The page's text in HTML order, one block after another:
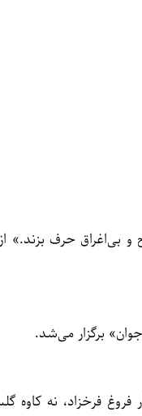
و بی‌اغراق حرف
برگزار می‌شد.
فروغ فرخزاد، نه